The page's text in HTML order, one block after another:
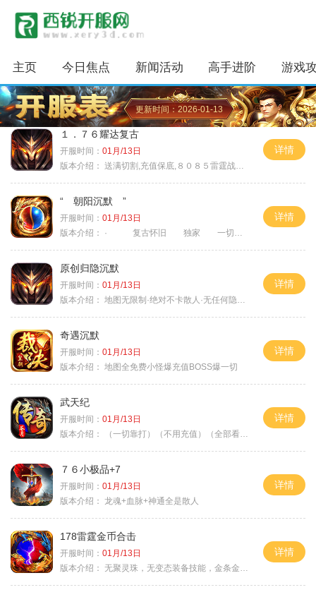
主页 今日焦点 新闻活动 高手进阶 游戏
更新时间：2026-01-13
１．７６耀达复古
开服时间： 01月/13日
版本介绍： 送满切割,充值保底,８０８５雷霆战神微变
详情
“ 朝阳沉默 ”
开服时间： 01月/13日
版本介绍：
· 复古怀旧 独家 一切靠打
详情
原创归隐沉默
开服时间： 01月/13日
版本介绍： 地图无限制·绝对不卡散人·无任何隐藏消费
详情
奇遇沉默
开服时间： 01月/13日
版本介绍： 地图全免费小怪爆充值BOSS爆一切
详情
武天纪
开服时间： 01月/13日
版本介绍：
（一切靠打）（不用充值）（全部看脸）
详情
７６小极品+7
开服时间： 01月/13日
版本介绍： 龙魂+血脉+神通全是散人
详情
178雷霆金币合击
开服时间： 01月/13日
版本介绍： 无聚灵珠，无变态装备技能，金条金刚石保底
详情